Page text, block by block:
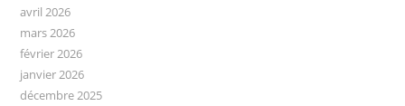
avril 2026
mars 2026
février 2026
janvier 2026
décembre 2025